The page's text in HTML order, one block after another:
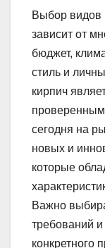
Выбор видов
зависит от
бюджет,
стиль и
кирпич
сегодня на
новых и
которые
Важно
требований
конкретного